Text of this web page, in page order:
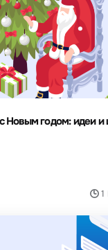
Новым годом: идеи